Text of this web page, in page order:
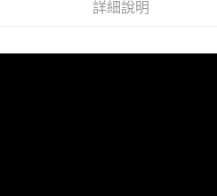
詳細說明